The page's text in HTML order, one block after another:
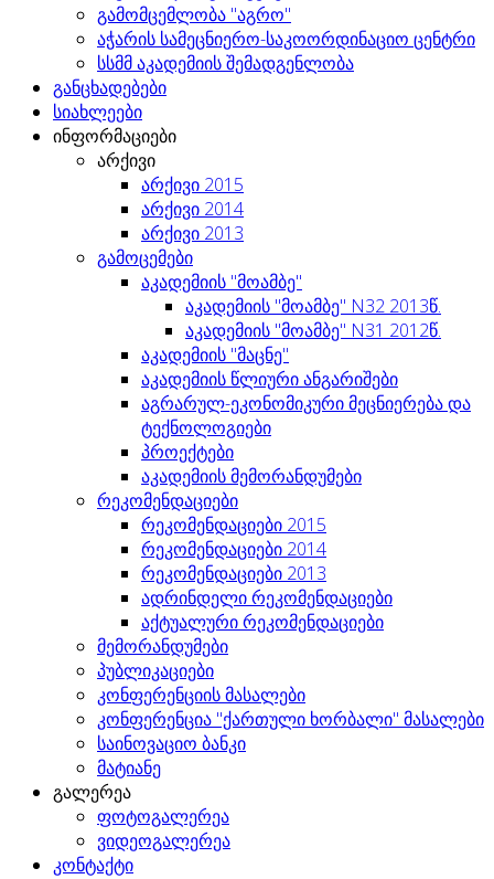
გამომცემლობა "აგრო"
აჭარის სამეცნიერო-საკოორდინაციო ცენტრი
სსმმ აკადემიის შემადგენლობა
განცხადებები
სიახლეები
ინფორმაციები
არქივი
არქივი 2015
არქივი 2014
არქივი 2013
გამოცემები
აკადემიის "მოამბე"
აკადემიის "მოამბე" N32 2013წ.
აკადემიის "მოამბე" N31 2012წ.
აკადემიის "მაცნე"
აკადემიის წლიური ანგარიშები
აგრარულ-ეკონომიკური მეცნიერება და
ტექნოლოგიები
პროექტები
აკადემიის მემორანდუმები
რეკომენდაციები
რეკომენდაციები 2015
რეკომენდაციები 2014
რეკომენდაციები 2013
ადრინდელი რეკომენდაციები
აქტუალური რეკომენდაციები
მემორანდუმები
პუბლიკაციები
კონფერენციის მასალები
კონფერენცია "ქართული ხორბალი" მასალები
საინოვაციო ბანკი
მატიანე
გალერეა
ფოტოგალერეა
ვიდეოგალერეა
კონტაქტი